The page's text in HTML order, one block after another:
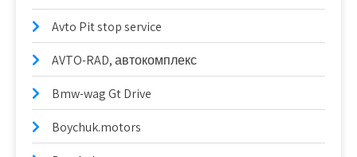
Avto Pit stop service
AVTO-RAD, автокомплекс
Bmw-wag Gt Drive
Boychuk.motors